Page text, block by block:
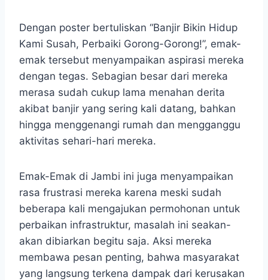
Dengan poster bertuliskan “Banjir Bikin Hidup
Kami Susah, Perbaiki Gorong-Gorong!”, emak-
emak tersebut menyampaikan aspirasi mereka
dengan tegas. Sebagian besar dari mereka
merasa sudah cukup lama menahan derita
akibat banjir yang sering kali datang, bahkan
hingga menggenangi rumah dan mengganggu
aktivitas sehari-hari mereka.
Emak-Emak di Jambi ini juga menyampaikan
rasa frustrasi mereka karena meski sudah
beberapa kali mengajukan permohonan untuk
perbaikan infrastruktur, masalah ini seakan-
akan dibiarkan begitu saja. Aksi mereka
membawa pesan penting, bahwa masyarakat
yang langsung terkena dampak dari kerusakan